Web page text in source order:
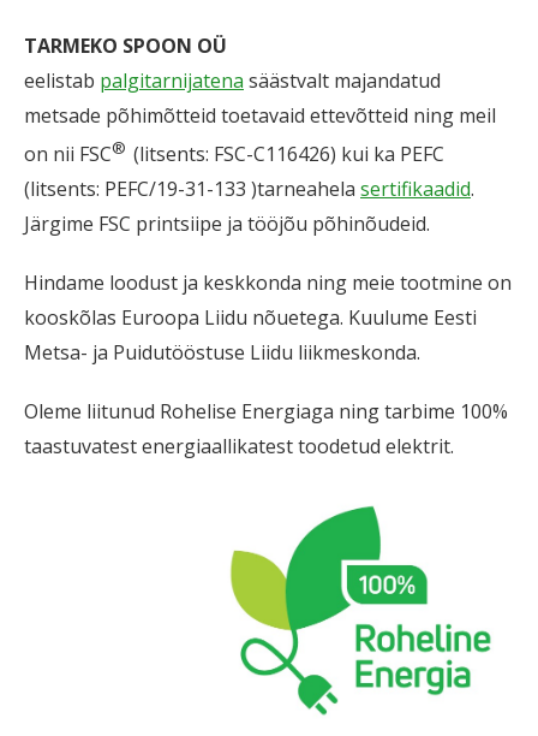
TARMEKO SPOON OÜ
eelistab palgitarnijatena säästvalt majandatud
metsade põhimõtteid toetavaid ettevõtteid ning meil
on nii FSC® (litsents: FSC-C116426) kui ka PEFC
(litsents: PEFC/19-31-133 )tarneahela sertifikaadid.
Järgime FSC printsiipe ja tööjõu põhinõudeid.
Hindame loodust ja keskkonda ning meie tootmine on
kooskõlas Euroopa Liidu nõuetega. Kuulume Eesti
Metsa- ja Puidutööstuse Liidu liikmeskonda.
Oleme liitunud Rohelise Energiaga ning tarbime 100%
taastuvatest energiaallikatest toodetud elektrit.